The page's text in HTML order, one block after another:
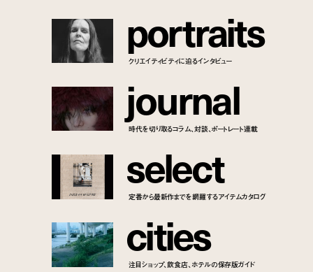
portraits
クリエイティビティに迫るインタビュー
journal
時代を切り取るコラム、対談、ポートレート連載
select
定番から最新作までを網羅するアイテムカタログ
cities
注目ショップ、飲食店、ホテルの保存版ガイド